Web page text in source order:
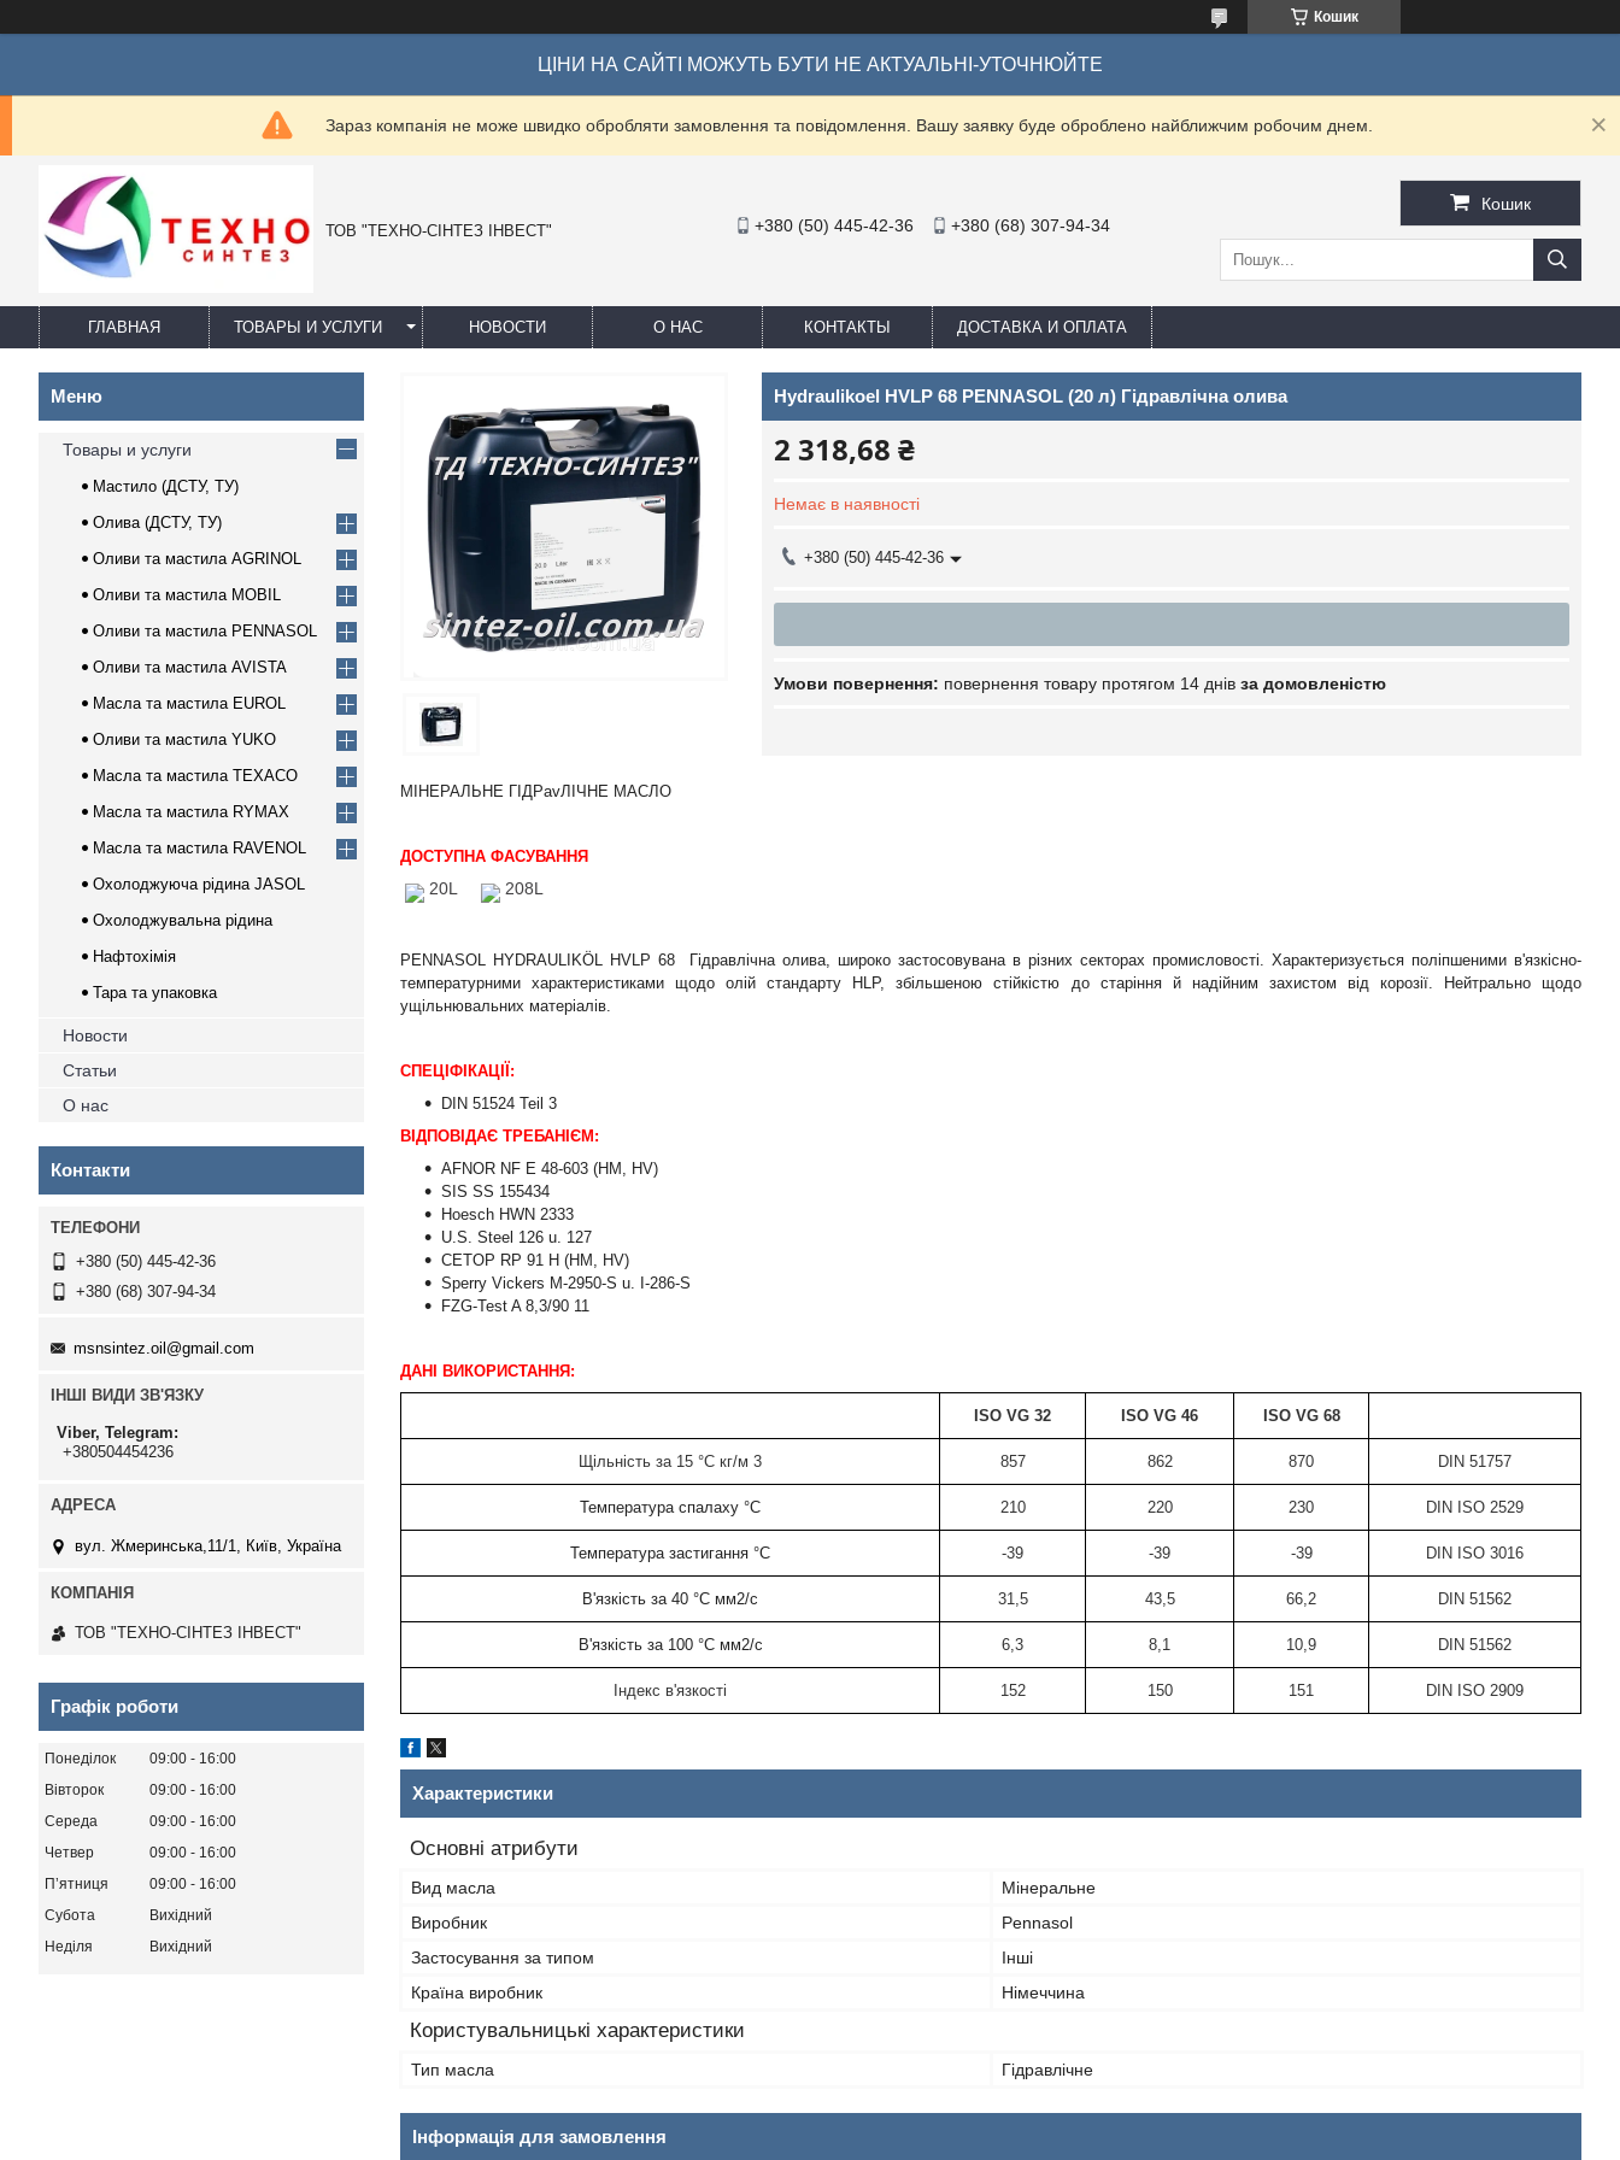
Кошик
ЦІНИ НА САЙТІ МОЖУТЬ БУТИ НЕ АКТУАЛЬНІ-УТОЧНЮЙТЕ
Зараз компанія не може швидко обробляти замовлення та повідомлення. Вашу заявку буде оброблено найближчим робочим днем.
ТОВ "ТЕХНО-СІНТЕЗ ІНВЕСТ" +380 (50) 445-42-36 +380 (68) 307-94-34
Кошик
ГЛАВНАЯ ТОВАРЫ И УСЛУГИ НОВОСТИ О НАС КОНТАКТЫ ДОСТАВКА И ОПЛАТА
Hydraulikoel HVLP 68 PENNASOL (20 л) Гідравлічна олива
2 318,68 ₴
Немає в наявності
+380 (50) 445-42-36
повернення товару протягом 14 днів за домовленістю
МІНЕРАЛЬНЕ ГІДРavЛІЧНЕ МАСЛО
ДОСТУПНА ФАСУВАННЯ
20L 208L
PENNASOL HYDRAULIKÖL HVLP 68
Гідравлічна олива, широко застосовувана в різних секторах промисловості. Характеризується поліпшеними в'язкісно-
температурними характеристиками щодо олій стандарту HLP, збільшеною стійкістю до старіння й надійним захистом від корозії. Нейтрально щодо
ущільнювальних матеріалів.
СПЕЦІФІКАЦІЇ:
DIN 51524 Teil 3
ВІДПОВІДАЄ ТРЕБАНІЄМ:
AFNOR NF E 48-603 (HM, HV)
SIS SS 155434
Hoesch HWN 2333
U.S. Steel 126 u. 127
CETOP RP 91 H (HM, HV)
Sperry Vickers M-2950-S u. I-286-S
FZG-Test A 8,3/90 11
ДАНІ ВИКОРИСТАННЯ:
SO VG 32 ISO VG 46 ISO VG 68
Щільність за 15 °C кг/м 3 857 862 870 DIN 51757
Температура спалаху °C 210 220 230 DIN ISO 2529
Температура застигання °C -39 -39 -39 DIN ISO 3016
В'язкість за 40 °C мм2/с 31,5 43,5 66,2 DIN 51562
В'язкість за 100 °C мм2/с 6,3 8,1 10,9 DIN 51562
Індекс в'язкості 152 150 151 DIN ISO 2909
Характеристики
Основні атрибути
Вид масла
Мінеральне
Виробник
Pennasol
Застосування за типом
Інші
Країна виробник
Німеччина
Користувальницькі характеристики
Тип масла Гідравлічне
Інформація для замовлення
Товары и услуги
Мастило (ДСТУ, ТУ)
Олива (ДСТУ, ТУ)
Оливи та мастила AGRINOL
Оливи та мастила MOBIL
Оливи та мастила PENNASOL
Оливи та мастила AVISTA
Масла та мастила EUROL
Оливи та мастила YUKO
Масла та мастила TEXACO
Масла та мастила RYMAX
Масла та мастила RAVENOL
Охолоджуюча рідина JASOL
Охолоджувальна рідина
Нафтохімія
Тара та упаковка
Новости
Статьи
О нас
Контакти
+380 (50) 445-42-36
+380 (68) 307-94-34
msnsintez.oil@gmail.com
ІНШІ ВИДИ ЗВ'ЯЗКУ
Viber, Telegram
+380504454236
вул. Жмеринська,11/1, Київ, Україна
ТОВ "ТЕХНО-СІНТЕЗ ІНВЕСТ"
Графік роботи
Понеділок 09:00
16:00
Вівторок
09:00
16:00
Середа
09:00
16:00
Четвер
09:00
16:00
Пʼятниця
09:00
16:00
Субота
Вихідний
Неділя
Вихідний